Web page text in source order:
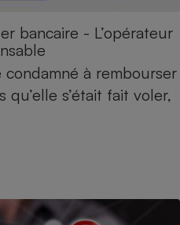
bancaire - L’opérateur
à rembourser
s’était fait voler,